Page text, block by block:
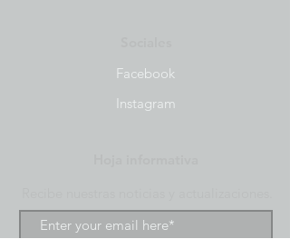
Facebook
Instagram